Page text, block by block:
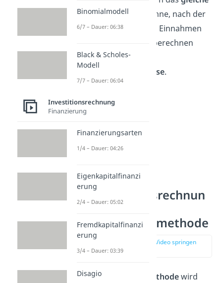
Ergebnis: die Zeitspanne, nach der
eine Investition durch Einnahmen
gedeckt ist. Aber sie berechnen
diesen Zeitraum auf
unterschiedliche Weise.
Amortisationsrechnun
g —
Durchschnittsmethode
zur Stelle im Video springen
(01:25)
DieDurchschnittsmethodewird
Binomialmodell
6/7 – Dauer: 06:38
Black & Scholes-
Modell
7/7 – Dauer: 06:04
Investitionsrechnung
Finanzierung
Finanzierungsarten
1/4 – Dauer: 04:26
Eigenkapitalfinanzi
erung
2/4 – Dauer: 05:02
Fremdkapitalfinanzi
erung
3/4 – Dauer: 03:39
Disagio